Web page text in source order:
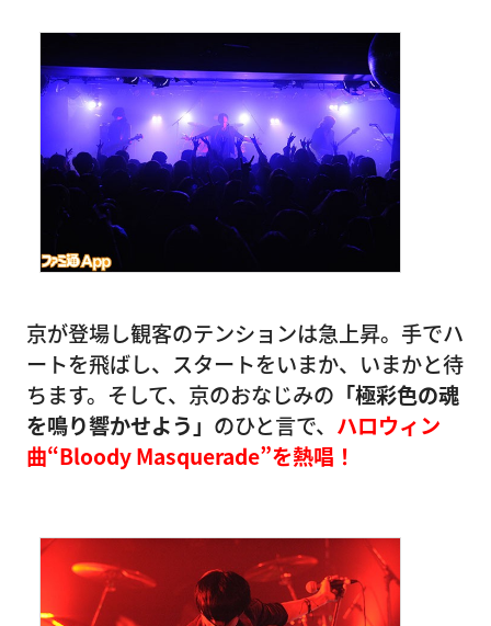
京が登場し観客のテンションは急上昇。手でハ
ートを飛ばし、スタートをいまか、いまかと待
ちます。そして、京のおなじみの 「極彩色の魂
を鳴り響かせよう」 のひと言で、 ハロウィン
曲“Bloody Masquerade”を熱唱！